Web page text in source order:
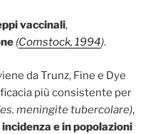
vaccinali,
(Comstock, 1994).
da Trunz, Fine e Dye
più consistente per
meningite tubercolare),
e in popolazioni